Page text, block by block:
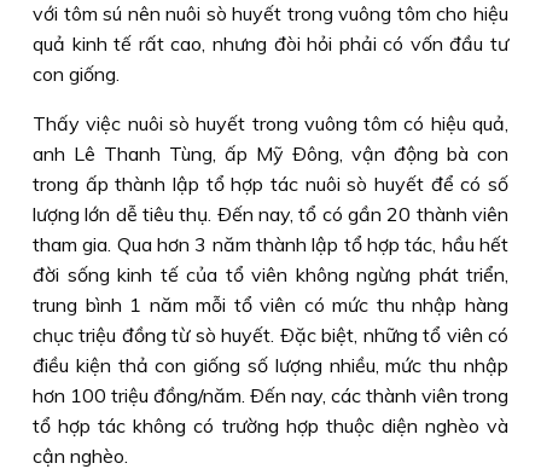
với tôm sú nên nuôi sò huyết trong vuông tôm cho hiệu
quả kinh tế rất cao, nhưng đòi hỏi phải có vốn đầu tư
con giống.
Thấy việc nuôi sò huyết trong vuông tôm có hiệu quả,
anh Lê Thanh Tùng, ấp Mỹ Ðông, vận động bà con
trong ấp thành lập tổ hợp tác nuôi sò huyết để có số
lượng lớn dễ tiêu thụ. Ðến nay, tổ có gần 20 thành viên
tham gia. Qua hơn 3 năm thành lập tổ hợp tác, hầu hết
đời sống kinh tế của tổ viên không ngừng phát triển,
trung bình 1 năm mỗi tổ viên có mức thu nhập hàng
chục triệu đồng từ sò huyết. Ðặc biệt, những tổ viên có
điều kiện thả con giống số lượng nhiều, mức thu nhập
hơn 100 triệu đồng/năm. Ðến nay, các thành viên trong
tổ hợp tác không có trường hợp thuộc diện nghèo và
cận nghèo.